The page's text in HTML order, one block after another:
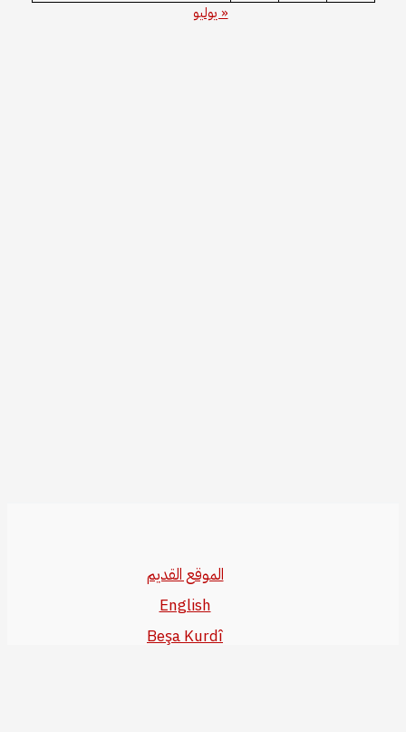
« يوليو
الموقع القديم
English
Beşa Kurdî